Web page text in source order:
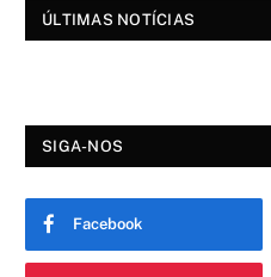
ÚLTIMAS NOTÍCIAS
SIGA-NOS
Facebook